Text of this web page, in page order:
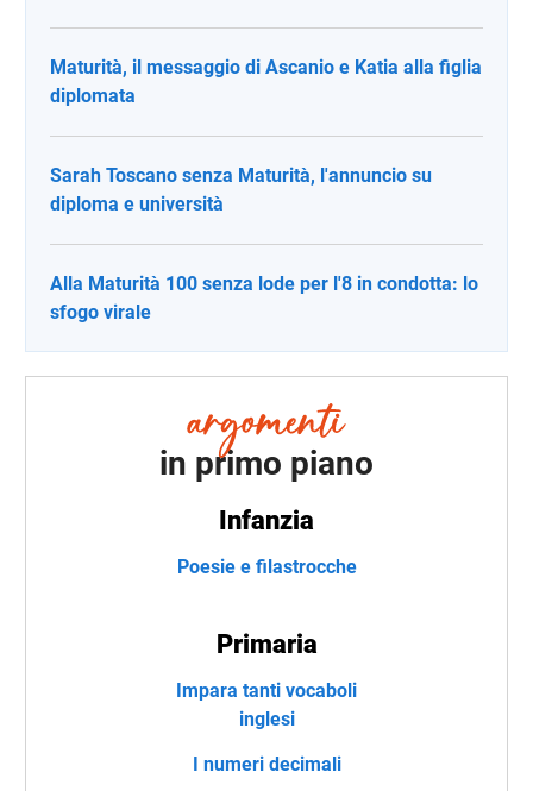
Maturità, il messaggio di Ascanio e Katia alla figlia
diplomata
Sarah Toscano senza Maturità, l'annuncio su
diploma e università
Alla Maturità 100 senza lode per l'8 in condotta: lo
sfogo virale
in primo piano
Infanzia
Poesie e filastrocche
Primaria
Impara tanti vocaboli
inglesi
I numeri decimali